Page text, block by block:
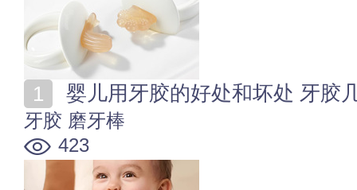
婴儿用牙胶的好处和坏处 牙胶
牙胶 磨牙棒
423